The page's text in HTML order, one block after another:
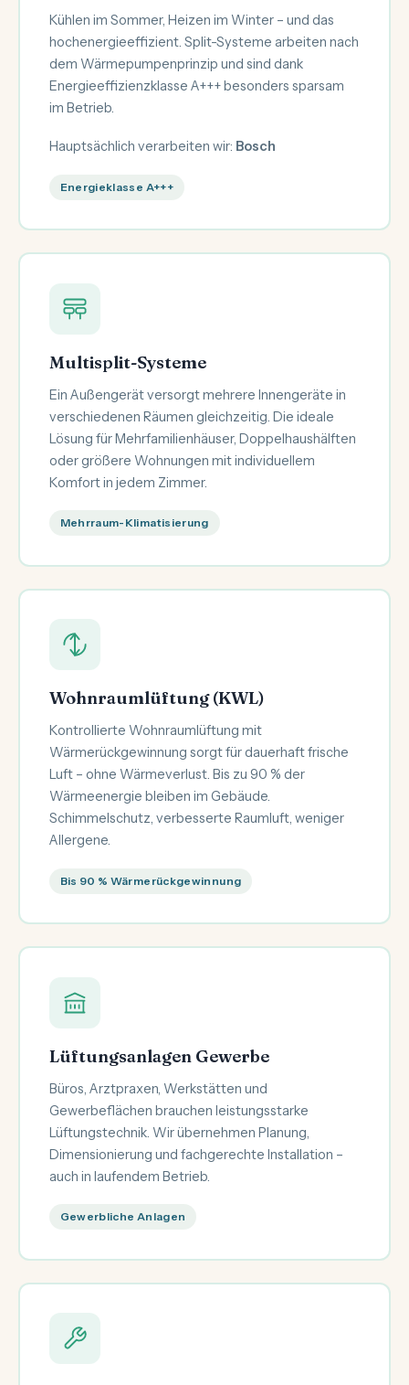
Kühlen im Sommer, Heizen im Winter – und das
hochenergieeffizient. Split-Systeme arbeiten nach
dem Wärmepumpenprinzip und sind dank
Energieeffizienzklasse A+++ besonders sparsam
im Betrieb.
Hauptsächlich verarbeiten wir: Bosch
Energieklasse A+++
Multisplit-Systeme
Ein Außengerät versorgt mehrere Innengeräte in
verschiedenen Räumen gleichzeitig. Die ideale
Lösung für Mehrfamilienhäuser, Doppelhaushälften
oder größere Wohnungen mit individuellem
Komfort in jedem Zimmer.
Mehrraum-Klimatisierung
Wohnraumlüftung (KWL)
Kontrollierte Wohnraumlüftung mit
Wärmerückgewinnung sorgt für dauerhaft frische
Luft – ohne Wärmeverlust. Bis zu 90 % der
Wärmeenergie bleiben im Gebäude.
Schimmelschutz, verbesserte Raumluft, weniger
Allergene.
Bis 90 % Wärmerückgewinnung
Lüftungsanlagen Gewerbe
Büros, Arztpraxen, Werkstätten und
Gewerbeflächen brauchen leistungsstarke
Lüftungstechnik. Wir übernehmen Planung,
Dimensionierung und fachgerechte Installation –
auch in laufendem Betrieb.
Gewerbliche Anlagen